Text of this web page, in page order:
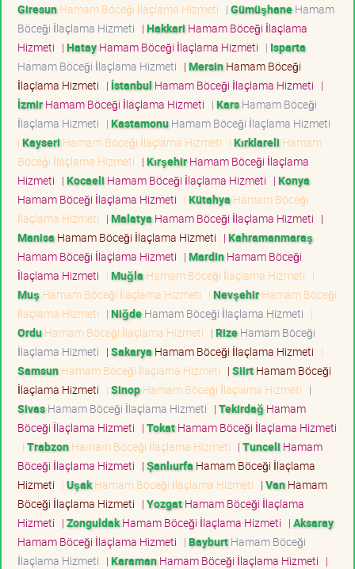
GiresunHamam Böceği İlaçlama Hizmeti | GümüşhaneHamam
Böceği İlaçlama Hizmeti | Hakkari Hamam Böceği İlaçlama
Hizmeti | HatayHamam Böceği İlaçlama Hizmeti | Isparta
Hamam Böceği İlaçlama Hizmeti | MersinHamam Böceği
İlaçlama Hizmeti | İstanbul Hamam Böceği İlaçlama Hizmeti |
İzmirHamam Böceği İlaçlama Hizmeti | KarsHamam Böceği
İlaçlama Hizmeti | KastamonuHamam Böceği İlaçlama Hizmeti
| Kayseri Hamam Böceği İlaçlama Hizmeti | Kırklareli Hamam
Böceği İlaçlama Hizmeti | KırşehirHamam Böceği İlaçlama
Hizmeti | Kocaeli Hamam Böceği İlaçlama Hizmeti | Konya
Hamam Böceği İlaçlama Hizmeti | Kütahya Hamam Böceği
İlaçlama Hizmeti | Malatya Hamam Böceği İlaçlama Hizmeti |
Manisa Hamam Böceği İlaçlama Hizmeti | Kahramanmaraş
Hamam Böceği İlaçlama Hizmeti | MardinHamam Böceği
İlaçlama Hizmeti | Muğla Hamam Böceği İlaçlama Hizmeti |
Muş Hamam Böceği İlaçlama Hizmeti | NevşehirHamam Böceği
İlaçlama Hizmeti | NiğdeHamam Böceği İlaçlama Hizmeti |
OrduHamam Böceği İlaçlama Hizmeti | RizeHamam Böceği
İlaçlama Hizmeti | Sakarya Hamam Böceği İlaçlama Hizmeti |
SamsunHamam Böceği İlaçlama Hizmeti | SiirtHamam Böceği
İlaçlama Hizmeti | SinopHamam Böceği İlaçlama Hizmeti |
SivasHamam Böceği İlaçlama Hizmeti | Tekirdağ Hamam
Böceği İlaçlama Hizmeti | TokatHamam Böceği İlaçlama Hizmeti
| TrabzonHamam Böceği İlaçlama Hizmeti | Tunceli Hamam
Böceği İlaçlama Hizmeti | Şanlıurfa Hamam Böceği İlaçlama
Hizmeti | UşakHamam Böceği İlaçlama Hizmeti | VanHamam
Böceği İlaçlama Hizmeti | YozgatHamam Böceği İlaçlama
Hizmeti | ZonguldakHamam Böceği İlaçlama Hizmeti | Aksaray
Hamam Böceği İlaçlama Hizmeti | BayburtHamam Böceği
İlaçlama Hizmeti | KaramanHamam Böceği İlaçlama Hizmeti |